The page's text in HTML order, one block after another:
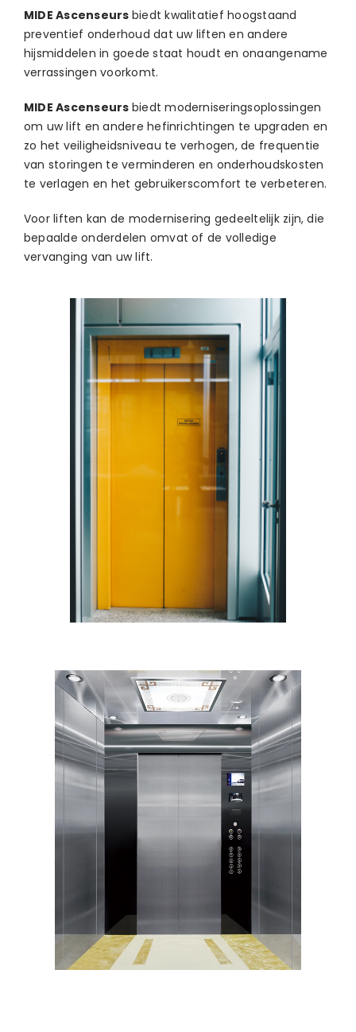
MIDE Ascenseurs biedt kwalitatief hoogstaand
preventief onderhoud dat uw liften en andere
hijsmiddelen in goede staat houdt en onaangename
verrassingen voorkomt.
MIDE Ascenseurs biedt moderniseringsoplossingen
om uw lift en andere hefinrichtingen te upgraden en
zo het veiligheidsniveau te verhogen, de frequentie
van storingen te verminderen en onderhoudskosten
te verlagen en het gebruikerscomfort te verbeteren.
Voor liften kan de modernisering gedeeltelijk zijn, die
bepaalde onderdelen omvat of de volledige
vervanging van uw lift.